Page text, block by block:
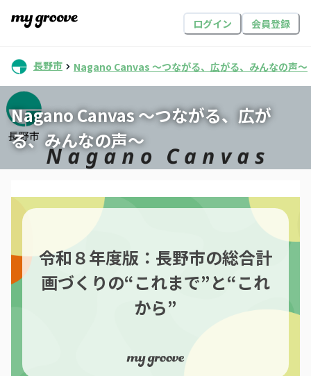
ログイン 会員登録
長野市 Nagano Canvas 〜つながる、広がる、みんなの声〜
Nagano Canvas 〜つながる、広が
る、みんなの声〜
令和８年度版：長野市の総合計
画づくりの“これまで”と“これ
から”